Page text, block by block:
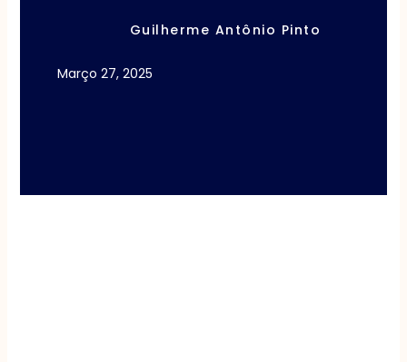
Guilherme Antônio Pinto
Março 27, 2025